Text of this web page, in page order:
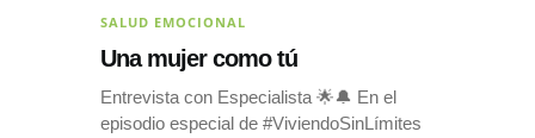
SALUD EMOCIONAL
Una mujer como tú
Entrevista con Especialista 🌟🔔 En el
episodio especial de #ViviendoSinLímites